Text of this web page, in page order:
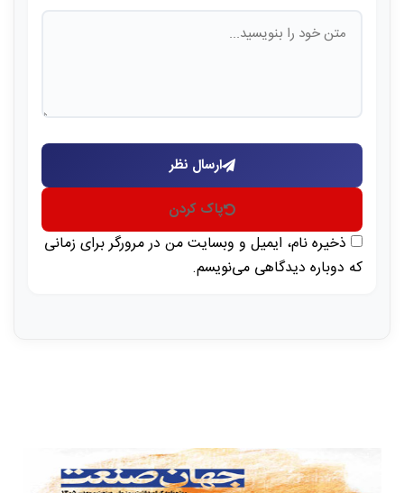
ارسال نظر
پاک کردن
ذخیره نام، ایمیل و وبسایت من در مرورگر برای زمانی
که دوباره دیدگاهی می‌نویسم.